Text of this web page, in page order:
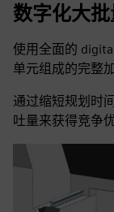
数字化大
使用全面的
单元组成的完整
通过缩短规划时
吐量来获得竞争优